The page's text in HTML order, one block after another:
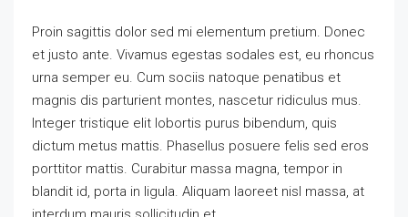
Proin sagittis dolor sed mi elementum pretium. Donec
et justo ante. Vivamus egestas sodales est, eu rhoncus
urna semper eu. Cum sociis natoque penatibus et
magnis dis parturient montes, nascetur ridiculus mus.
Integer tristique elit lobortis purus bibendum, quis
dictum metus mattis. Phasellus posuere felis sed eros
porttitor mattis. Curabitur massa magna, tempor in
blandit id, porta in ligula. Aliquam laoreet nisl massa, at